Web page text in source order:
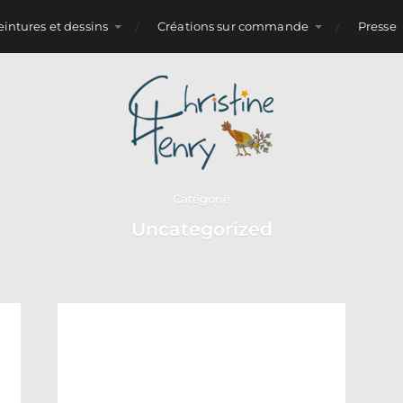
et dessins Créations sur commande Presse
Catégorie
Uncategorized